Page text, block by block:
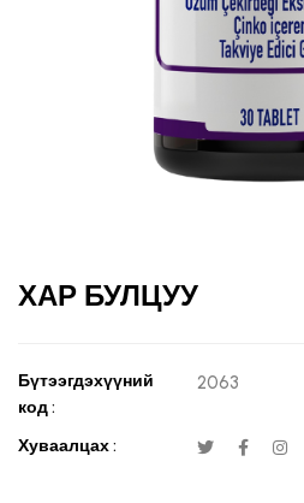
ХАР БУЛЦУУ
Бүтээгдэхүүний
код :
2063
Хуваалцах :